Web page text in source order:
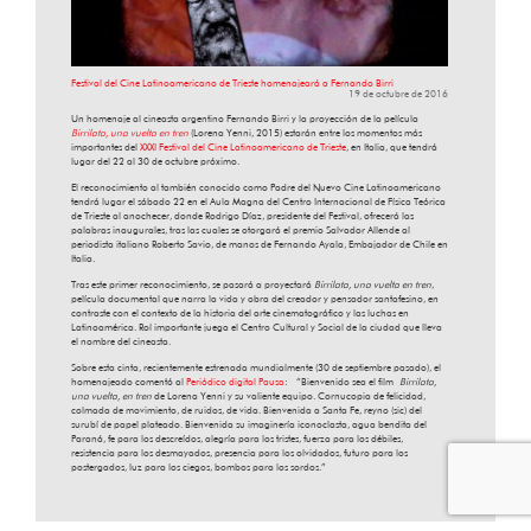
Festival del Cine Latinoamericano de Trieste homenajeará a Fernando Birri
19 de octubre de 2016
Un homenaje al cineasta argentino Fernando Birri y la proyección de la película
Birrilata, una vuelta en tren (Lorena Yenni, 2015) estarán entre los momentos más
importantes del XXXI Festival del Cine Latinoamericano de Trieste, en Italia, que tendrá
lugar del 22 al 30 de octubre próximo.
El reconocimiento al también conocido como Padre del Nuevo Cine Latinoamericano
tendrá lugar el sábado 22 en el Aula Magna del Centro Internacional de Física Teórica
de Trieste al anochecer, donde Rodrigo Díaz, presidente del Festival, ofrecerá las
palabras inaugurales, tras las cuales se otorgará el premio Salvador Allende al
periodista italiano Roberto Savio, de manos de Fernando Ayala, Embajador de Chile en
Italia.
Tras este primer reconocimiento, se pasará a proyectará Birrilata, una vuelta en tren,
película documental que narra la vida y obra del creador y pensador santafesino, en
contraste con el contexto de la historia del arte cinematográfico y las luchas en
Latinoamérica. Rol importante juega el Centro Cultural y Social de la ciudad que lleva
el nombre del cineasta.
Sobre esta cinta, recientemente estrenada mundialmente (30 de septiembre pasado), el
homenajeado comentó al Periódico digital Pausa: “Bienvenido sea el film Birrilata,
una vuelta, en tren de Lorena Yenni y su valiente equipo. Cornucopia de felicidad,
colmada de movimiento, de ruidos, de vida. Bienvenida a Santa Fe, reyno (sic) del
surubí de papel plateado. Bienvenida su imaginería iconoclasta, agua bendita del
Paraná, fe para los descreídos, alegría para los tristes, fuerza para los débiles,
resistencia para los desmayados, presencia para los olvidados, futuro para los
postergados, luz para los ciegos, bombos para los sordos.”